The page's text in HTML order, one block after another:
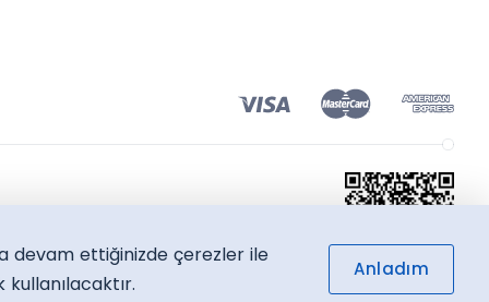
devam ettiğinizde çerezler ile
Anladım